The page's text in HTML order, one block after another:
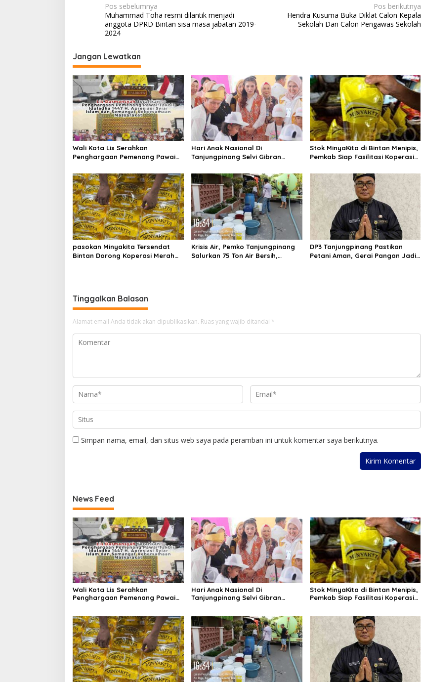
N
a
v
i
g
a
s
i
p
o
s
Pos sebelumnya
Muhammad Toha resmi dilantik menjadi
anggota DPRD Bintan sisa masa jabatan 2019-
2024
Pos berikutnya
Hendra Kusuma Buka Diklat Calon Kepala
Sekolah Dan Calon Pengawas Sekolah
Jangan Lewatkan
Wali Kota Lis Serahkan
Penghargaan Pemenang Pawai
Masyarakat Terus Hidupkan
Syiar Islam
Hari Anak Nasional Di
Tanjungpinang Selvi Gibran
RANA
Stok MinyaKita di Bintan Menipis,
Pemkab Siap Fasilitasi Koperasi
pasokan Minyakita Tersendat
Bintan Dorong Koperasi Merah
Krisis Air, Pemko Tanjungpinang
Salurkan 75 Ton Air Bersih,
DP3 Tanjungpinang Pastikan
Petani Aman, Gerai Pangan Jadi
Tinggalkan Balasan
Alamat email Anda tidak akan dipublikasikan. Ruas yang wajib ditandai *
Simpan nama, email, dan situs web saya pada peramban ini untuk komentar saya berikutnya.
News Feed
Wali Kota Lis Serahkan
Penghargaan Pemenang Pawai
Syiar Islam
Hari Anak Nasional Di
Tanjungpinang Selvi Gibran
Stok MinyaKita di Bintan Menipis,
Pemkab Siap Fasilitasi Koperasi